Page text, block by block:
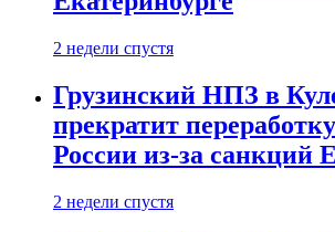
2 недели спустя
Грузинский НПЗ в
прекратит
России из-за санкций
2 недели спустя